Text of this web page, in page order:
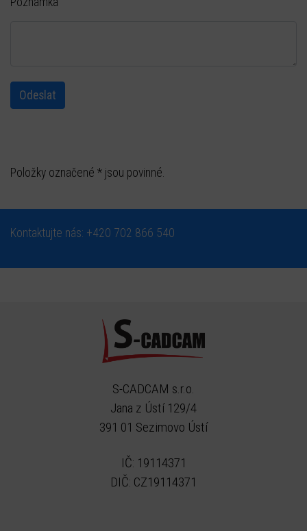
Položky označené * jsou povinné.
Kontaktujte nás: +420 702 866 540
S-CADCAM s.r.o.
Jana z Ústí 129/4
391 01 Sezimovo Ústí
IČ: 19114371
DIČ: CZ19114371